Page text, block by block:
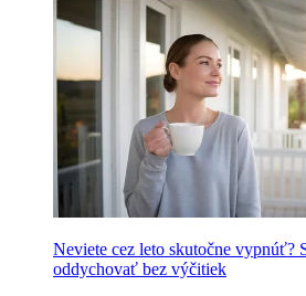
Neviete cez leto skutočne vypnúť?
oddychovať bez výčitiek